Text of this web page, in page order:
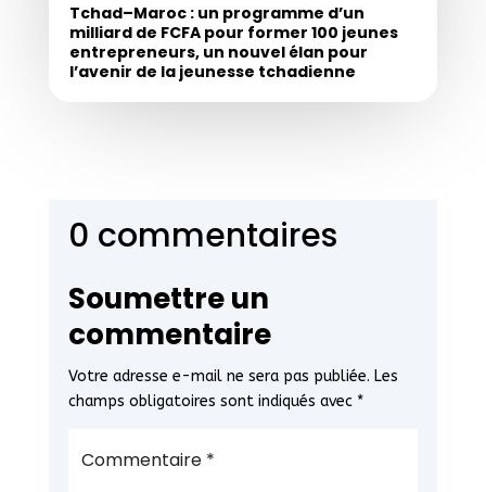
Tchad–Maroc : un programme d’un
milliard de FCFA pour former 100 jeunes
entrepreneurs, un nouvel élan pour
l’avenir de la jeunesse tchadienne
0 commentaires
Soumettre un
commentaire
Votre adresse e-mail ne sera pas publiée. Les
champs obligatoires sont indiqués avec *